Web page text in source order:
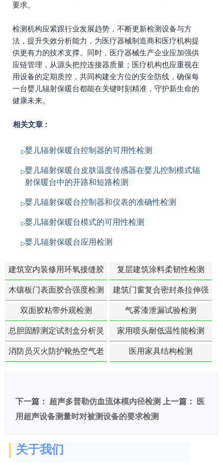
要求。
检测机构应紧跟行业发展趋势，不断更新检测设备与方
法，提升失效分析能力，为医疗器械制造商和医疗机构提
供更有力的技术支撑。同时，医疗器械生产企业应加强供
应链管理，从源头把控连接器质量；医疗机构也应重视在
用设备的定期质控，共同构建全方位的安全防线，确保每
一台婴儿辐射保暖台都能在关键时刻精准，守护新生命的
健康未来。
相关文章：
婴儿辐射保暖台控制器的可用性检测
婴儿辐射保暖台皮肤温度传感器在婴儿控制模式辐
射保暖台中的开路和短路检测
婴儿辐射保暖台控制器和仪表的准确性检测
婴儿辐射保暖台模式的可用性检测
婴儿辐射保暖台应用检测
建筑室内装修用环氧接缝胶
苯含量检测
复层建筑涂料柔韧性检测
木镶板门表面胶合强度检测
建筑门窗复合密封条拉伸强
度-硬质塑料材料检测
双面胶粘带外观检测 气雾漆泄漏试验检测
总胆固醇测定试剂盒分析灵
敏度检测
家用喷头耐低温性能检测
消防员灭火防护靴热空气老
医用家具结构检测
下一篇： 超声多普勒仿血流体模内径检测 上一篇：
医
用超声设备测量时对被测设备的要求检测
关于我们